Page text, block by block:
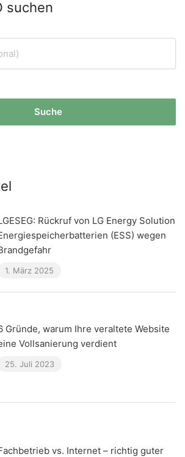
suchen
Suche
Rückruf von LG Energy Solution
(ESS) wegen
1. März 2025
Gründe, warum Ihre veraltete Website
Vollsanierung verdient
25. Juli 2023
vs. Internet – richtig guter